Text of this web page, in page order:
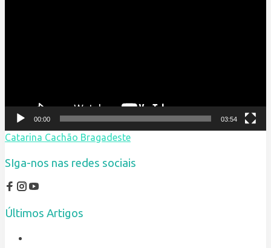
00:00 03:54
Catarina Cachão Bragadeste
SIga-nos nas redes sociais
Últimos Artigos